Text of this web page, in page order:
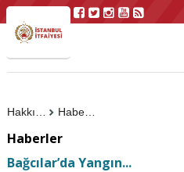
Haberler
Haberler
Bağcılar’da Yangın...